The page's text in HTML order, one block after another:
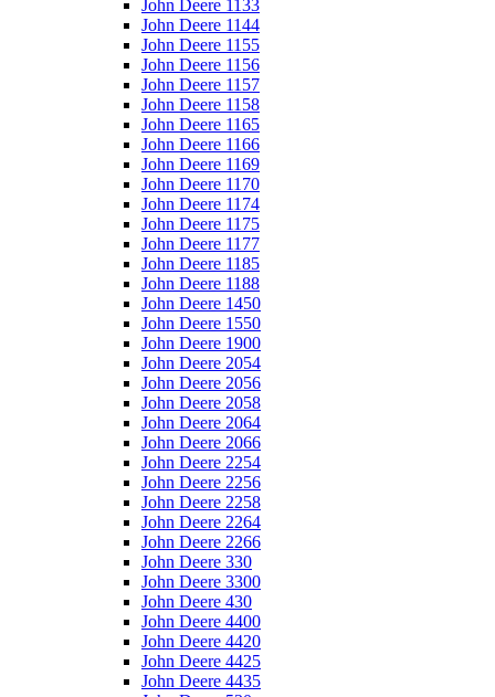
John Deere 1133
John Deere 1144
John Deere 1155
John Deere 1156
John Deere 1157
John Deere 1158
John Deere 1165
John Deere 1166
John Deere 1169
John Deere 1170
John Deere 1174
John Deere 1175
John Deere 1177
John Deere 1185
John Deere 1188
John Deere 1450
John Deere 1550
John Deere 1900
John Deere 2054
John Deere 2056
John Deere 2058
John Deere 2064
John Deere 2066
John Deere 2254
John Deere 2256
John Deere 2258
John Deere 2264
John Deere 2266
John Deere 330
John Deere 3300
John Deere 430
John Deere 4400
John Deere 4420
John Deere 4425
John Deere 4435